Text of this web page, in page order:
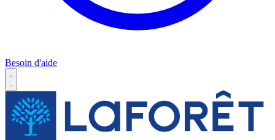
Besoin d'aide